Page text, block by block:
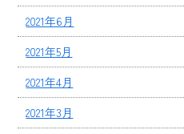
2021年6月
2021年5月
2021年4月
2021年3月